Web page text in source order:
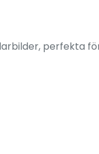
perfekta